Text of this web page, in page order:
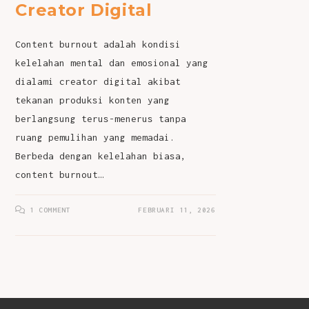
Creator Digital
Content burnout adalah kondisi
kelelahan mental dan emosional yang
dialami creator digital akibat
tekanan produksi konten yang
berlangsung terus-menerus tanpa
ruang pemulihan yang memadai.
Berbeda dengan kelelahan biasa,
content burnout…
1 COMMENT FEBRUARI 11, 2026